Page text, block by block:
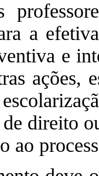
a
e
ações,
direito
ao